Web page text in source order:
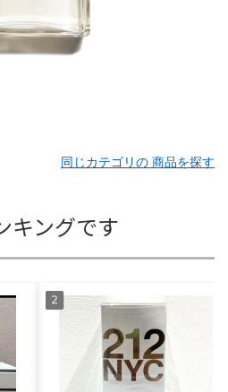
同じカテゴリの 商品を探す
キングです